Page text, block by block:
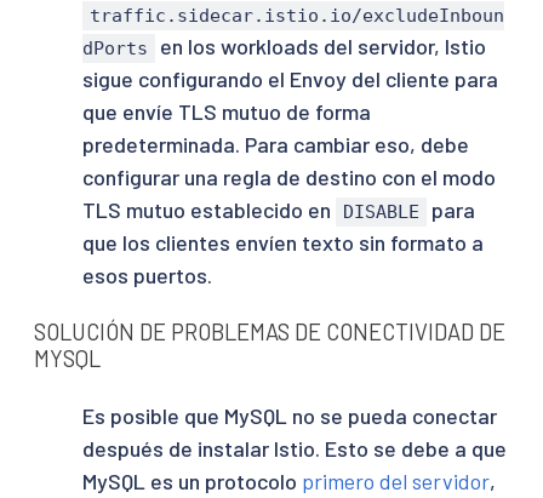
traffic.sidecar.istio.io/excludeInboun
dPorts
en los workloads del servidor, Istio
sigue configurando el Envoy del cliente para
que envíe TLS mutuo de forma
predeterminada. Para cambiar eso, debe
configurar una regla de destino con el modo
TLS mutuo establecido en
DISABLE
para
que los clientes envíen texto sin formato a
esos puertos.
SOLUCIÓN DE PROBLEMAS DE CONECTIVIDAD DE
MYSQL
Es posible que MySQL no se pueda conectar
después de instalar Istio. Esto se debe a que
MySQL es un protocolo primero del servidor,